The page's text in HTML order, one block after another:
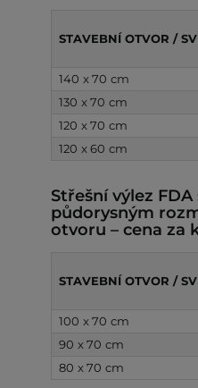
STAVEBNÍ OTVOR /
140 x 70 cm
130 x 70 cm
120 x 70 cm
120 x 60 cm
Střešní výlez
půdorysným
otvoru – cena za
STAVEBNÍ OTVOR /
100 x 70 cm
90 x 70 cm
80 x 70 cm